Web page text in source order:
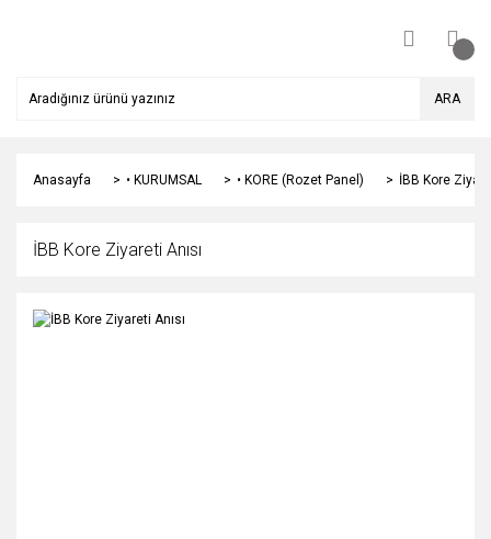
ARA
Anasayfa • KURUMSAL • KORE (Rozet Panel) İBB Kore
İBB Kore Ziyareti Anısı